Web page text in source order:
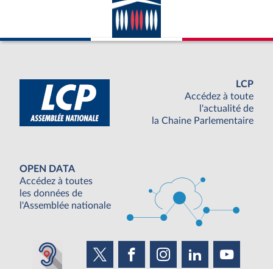
LCP
Accédez à toute
l'actualité de
la Chaine Parlementaire
OPEN DATA
Accédez à toutes
les données de
l'Assemblée nationale